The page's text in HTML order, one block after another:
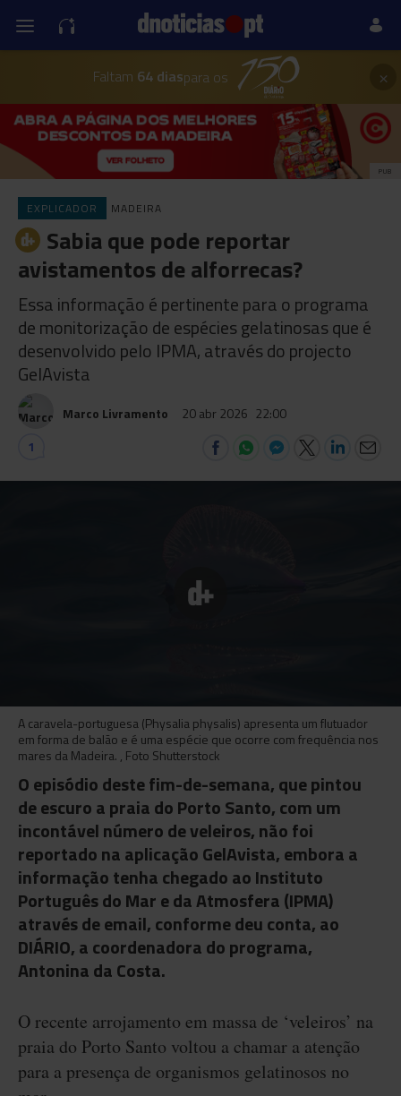
Faltam 64 diaspara os ×
PUB
EXPLICADOR MADEIRA
Sabia que pode reportar
avistamentos de alforrecas?
Essa informação é pertinente para o programa
de monitorização de espécies gelatinosas que é
desenvolvido pelo IPMA, através do projecto
GelAvista
Marco Livramento 20 abr 2026 22:00
1
A caravela-portuguesa (Physalia physalis) apresenta um flutuador
em forma de balão e é uma espécie que ocorre com frequência nos
mares da Madeira. , Foto Shutterstock
O episódio deste fim-de-semana, que pintou
de escuro a praia do Porto Santo, com um
incontável número de veleiros, não foi
reportado na aplicação GelAvista, embora a
informação tenha chegado ao Instituto
Português do Mar e da Atmosfera (IPMA)
através de email, conforme deu conta, ao
DIÁRIO, a coordenadora do programa,
Antonina da Costa.
O recente arrojamento em massa de ‘veleiros’ na
praia do Porto Santo voltou a chamar a atenção
para a presença de organismos gelatinosos no